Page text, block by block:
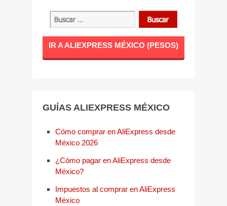
IR A ALIEXPRESS MÉXICO (PESOS)
GUÍAS ALIEXPRESS MÉXICO
Cómo comprar en AliExpress desde
México 2026
¿Cómo pagar en AliExpress desde
México?
Impuestos al comprar en AliExpress
México